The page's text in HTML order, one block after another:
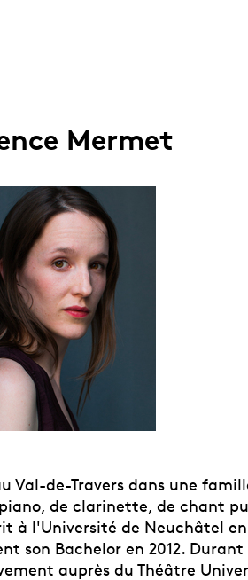
Mermet
Val-de-Travers dans une
de clarinette, de chant
à l'Université de Neuchâtel en
son Bachelor en 2012. Durant
auprès du Théâtre